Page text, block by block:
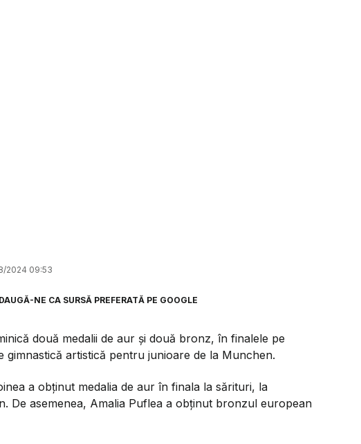
2024 09:53
NE CA SURSĂ PREFERATĂ PE GOOGLE
două medalii de aur și două bronz, în finalele pe
gimnastică artistică pentru junioare de la Munchen.
a obținut medalia de aur în finala la sărituri, la
De asemenea, Amalia Puflea a obținut bronzul european